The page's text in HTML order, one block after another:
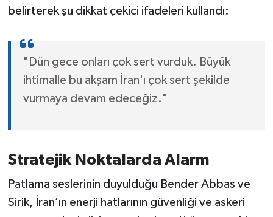
belirterek şu dikkat çekici ifadeleri kullandı:
"Dün gece onları çok sert vurduk. Büyük
ihtimalle bu akşam İran'ı çok sert şekilde
vurmaya devam edeceğiz."
Stratejik Noktalarda Alarm
Patlama seslerinin duyulduğu Bender Abbas ve
Sirik, İran’ın enerji hatlarının güvenliği ve askeri